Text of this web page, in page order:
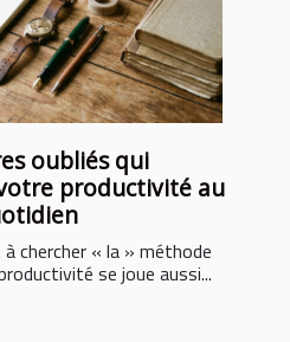
oubliés qui
productivité au
chercher « la » méthode
se joue aussi...